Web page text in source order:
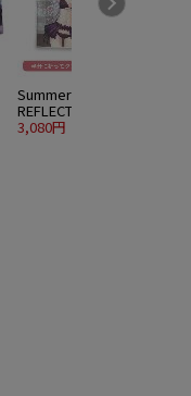
Summer Pockets
REFLECTION BLUE 鳴瀬
しろは ハイブリッドフ
3,080円